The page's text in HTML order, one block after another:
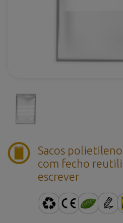
Sacos
com fecho
escrever